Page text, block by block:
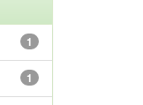
1
1